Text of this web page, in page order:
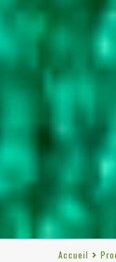
Accueil